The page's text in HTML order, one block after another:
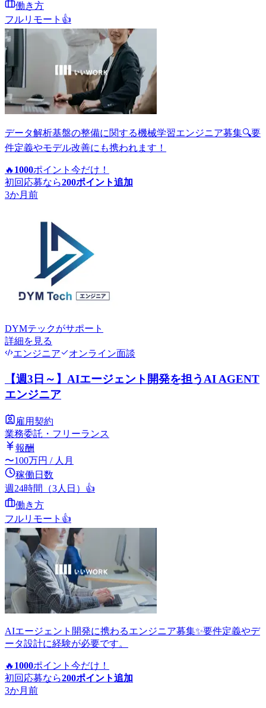
働き方
フルリモート 👍
データ解析基盤の整備に関する機械学習エンジニア募集🔍要
件定義やモデル改善にも携われます！
🔥 1000ポイント 今だけ！
初回応募なら200ポイント追加
3か月前
DYMテックがサポート
詳細を見る
エンジニア
オンライン面談
【週3日～】AIエージェント開発を担うAI AGENT
エンジニア
雇用契約
業務委託・フリーランス
報酬
〜100万円 / 人月
稼働日数
週24時間（3人日） 👍
働き方
フルリモート 👍
AIエージェント開発に携わるエンジニア募集✨要件定義やデ
ータ設計に経験が必要です。
🔥 1000ポイント 今だけ！
初回応募なら200ポイント追加
3か月前